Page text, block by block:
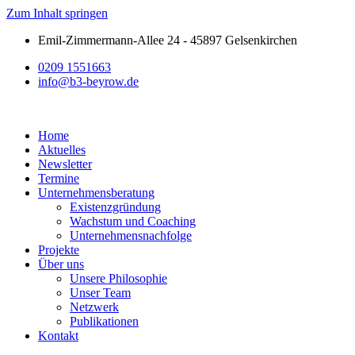
Zum Inhalt springen
Emil-Zimmermann-Allee 24 - 45897 Gelsenkirchen
0209 1551663
info@b3-beyrow.de
Home
Aktuelles
Newsletter
Termine
Unternehmensberatung
Existenzgründung
Wachstum und Coaching
Unternehmensnachfolge
Projekte
Über uns
Unsere Philosophie
Unser Team
Netzwerk
Publikationen
Kontakt